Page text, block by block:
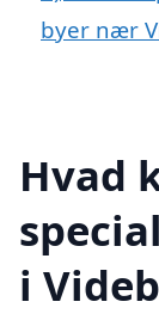
byer nær
Hvad
i